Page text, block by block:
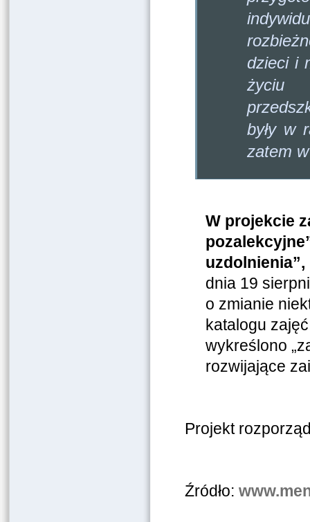
dzieci i
życiu
były w
zatem
W projekcie
uzdolnienia”,
dnia 19
o zmianie
katalogu
wykreślono
rozwijające
Projekt
Źródło: